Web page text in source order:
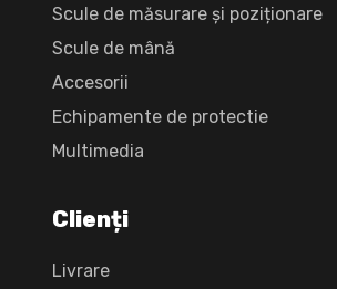
Scule de măsurare și poziționare
Scule de mână
Accesorii
Echipamente de protectie
Multimedia
Clienți
Livrare